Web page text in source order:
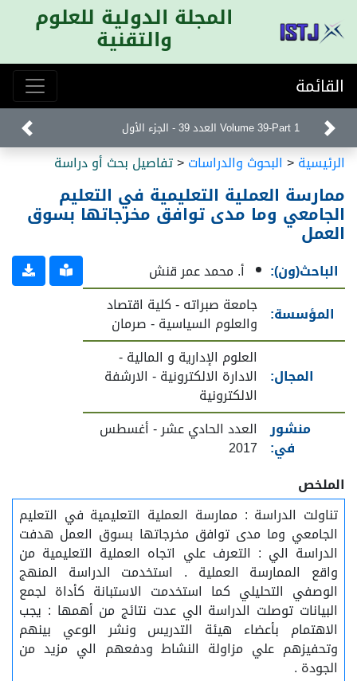
المجلة الدولية للعلوم
والتقنية
القائمة
Volume 39-Part 1 العدد 39 - الجزء الأول
الرئيسية< البحوث والدراسات<تفاصيل بحث أو دراسة
ممارسة العملية التعليمية في التعليم
الجامعي وما مدى توافق مخرجاتها بسوق
العمل
الباحث(ون):
أ. محمد عمر قنش
المؤسسة: جامعة صبراته - كلية اقتصاد
والعلوم السياسية - صرمان
المجال:
العلوم الإدارية و المالية -
الادارة الالكترونية - الارشفة
الالكترونية
منشور
في:
العدد الحادي عشر - أغسطس
2017
الملخص
تناولت الدراسة : ممارسة العملية التعليمية في التعليم
الجامعي وما مدى توافق مخرجاتها بسوق العمل هدفت
الدراسة الي : التعرف علي اتجاه العملية التعليمية من
واقع الممارسة العملية . استخدمت الدراسة المنهج
الوصفي التحليلي كما استخدمت الاستبانة كأداة لجمع
البيانات توصلت الدراسة الي عدت نتائج من أهمها : يجب
الاهتمام بأعضاء هيئة التدريس ونشر الوعي بينهم
وتحفيزهم علي مزاولة النشاط ودفعهم الي مزيد من
الجودة .